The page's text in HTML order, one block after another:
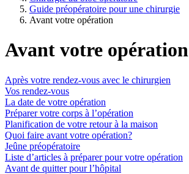
Guide préopératoire pour une chirurgie
Avant votre opération
Avant votre opération
Après votre rendez-vous avec le chirurgien
Vos rendez-vous
La date de votre opération
Préparer votre corps à l’opération
Planification de votre retour à la maison
Quoi faire avant votre opération?
Jeûne préopératoire
Liste d’articles à préparer pour votre opération
Avant de quitter pour l’hôpital